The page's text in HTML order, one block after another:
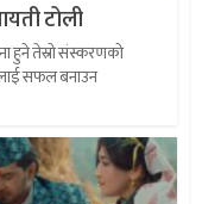
टोली
हुने तेस्रो संस्करणको
लाई सफल बनाउन